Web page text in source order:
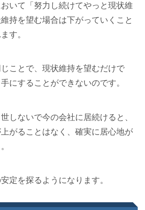
いて「努力し続けてやっと現状維
持を望む場合は下がっていくこと
す。
ことで、現状維持を望むだけで
にすることができないのです。
しないで今の会社に居続けると、
がることはなく、確実に居心地が
定を探るようになります。